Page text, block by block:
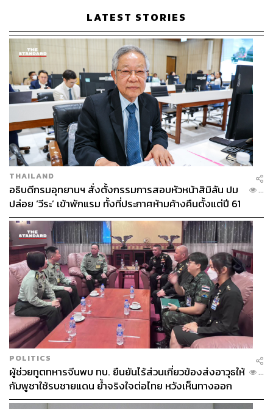
เป็นบานเฟี้ยมและยังคงใช้การได้ดี ห้องพักแต่ละห้องตกแต่ง
แตกต่างกันไป ทั้งธีมสี เฟอร์นิเจอร์ ภาพวาดที่เลือกใช้ อย่าง
ห้อง The Arc de Triomphe Suite ที่อยู่บนชั้น 6 มีสีขาวงาช้าง
เป็นสีหลัก ระเบียงห้องนี้ ออกไปนั่งชมวิวประตูชัยได้ชัดเจน
The Bureau อยู่ชั้น 5 เป็นห้องที่มาพร้อมฟังก์ชันการทำงาน
คือแยกส่วนห้องทำงานออกมาจากห้องพัก เรียกได้ว่าหากมี
งานมาทำด้วย ก็น่าจะเป็นห้องทำงานที่น่าอิจฉาที่สุด
LATEST STORIES
THAILAND
อธิบดีกรมอุทยานฯ สั่งตั้งกรรมการสอบหัวหน้าสิมิลัน ปม
ปล่อย ‘วีระ’ เข้าพักแรม ทั้งที่ประกาศห้ามค้างคืนตั้งแต่ปี 61
...
POLITICS
ผู้ช่วยทูตทหารจีนพบ ทบ. ยืนยันไร้ส่วนเกี่ยวข้องส่งอาวุธให้
กัมพูชาใช้รบชายแดน ย้ำจริงใจต่อไทย หวังเห็นทางออก
สันติวิธี
...